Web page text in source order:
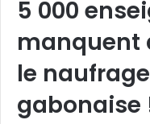
5 000
manquent
le
gabonaise